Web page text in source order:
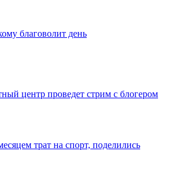
благоволит день
центр проведет стрим с блогером
трат на спорт, поделились